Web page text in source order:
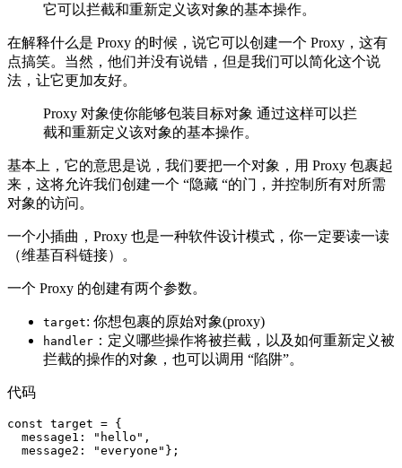
它可以拦截和重新定义该对象的基本操作。
在解释什么是 Proxy 的时候，说它可以创建一个 Proxy，这有
点搞笑。当然，他们并没有说错，但是我们可以简化这个说
法，让它更加友好。
Proxy 对象使你能够包装目标对象 通过这样可以拦
截和重新定义该对象的基本操作。
基本上，它的意思是说，我们要把一个对象，用 Proxy 包裹起
来，这将允许我们创建一个 “隐藏 “的门，并控制所有对所需
对象的访问。
一个小插曲，Proxy 也是一种软件设计模式，你一定要读一读
（维基百科链接）。
一个 Proxy 的创建有两个参数。
target: 你想包裹的原始对象(proxy)
handler ：定义哪些操作将被拦截，以及如何重新定义被
拦截的操作的对象，也可以调用 “陷阱”。
代码
const target = {
  message1: "hello",
  message2: "everyone"};